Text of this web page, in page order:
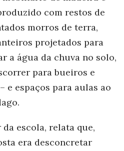
com restos de
morros de terra,
projetados para
a água da chuva no solo,
para bueiros e
e espaços para aulas ao
escola, relata que,
era desconcretar